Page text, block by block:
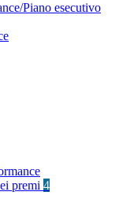
Piano esecutivo
premi 4